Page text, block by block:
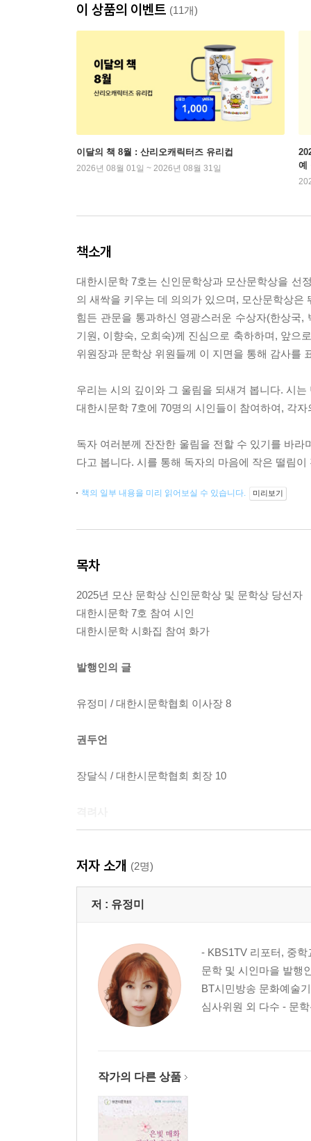
이 상품의 이벤트 (11개)
이달의 책 8월 : 산리오캐릭터즈 유리컵
2026년 08월 01일 ~ 2026년 08월 31일
예
책소개
대한시문학 7호는 신인문학상과 모산문학상을 선
의 새싹을 키우는 데 의의가 있으며, 모산문학상
힘든 관문을 통과하신 영광스러운 수상자(한상국
기원, 이향숙, 오희숙)께 진심으로 축하하며, 앞으
위원장과 문학상 위원들께 이 지면을 통해 감사를
우리는 시의 깊이와 그 울림을 되새겨 봅니다. 시
대한시문학 7호에 70명의 시인들이 참여하여, 각
독자 여러분께 잔잔한 울림을 전할 수 있기를 바
다고 봅니다. 시를 통해 독자의 마음에 작은 떨림
책의 일부 내용을 미리 읽어보실 수 있습니다. 미리보기
목차
2025년 모산 문학상 신인문학상 및 문학상 당선자
대한시문학 7호 참여 시인
대한시문학 시화집 참여 화가
발행인의 글
유정미 / 대한시문학협회 이사장 8
권두언
장달식 / 대한시문학협회 회장 10
이석 / 대한시문학협회 고문 13
김진태 / 대한시문학협회 고문 14
배명식 / 대한시문학협회 자문위원장 15
신유술 / 새한일보 발행인 16
추원호 / 대한시문학협회 부회장 20
허신행 / 대한시문학협회 부회장 21
2025 신인문학상
저자 소개 (2명)
저 : 유정미
- KBS1TV 리포터, 중학
문학 및 시인마을 발행
BT시민방송 문화예술
심사위원 외 다수 - 문
작가의 다른 상품